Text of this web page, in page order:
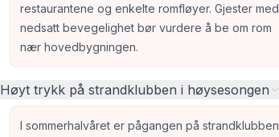
restaurantene og enkelte romfløyer. Gjester med
nedsatt bevegelighet bør vurdere å be om rom
nær hovedbygningen.
Høyt trykk på strandklubben i høysesongen
I sommerhalvåret er pågangen på strandklubben